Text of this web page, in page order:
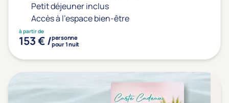
Petit déjeuner inclus
Accès à l'espace bien-être
à partir de
153 € /personne
pour 1 nuit